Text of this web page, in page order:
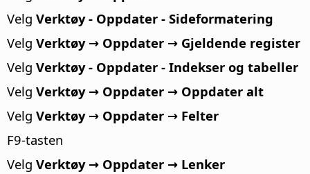
Velg Verktøy - Oppdater - Sideformatering
Velg Verktøy → Oppdater → Gjeldende register
Velg Verktøy - Oppdater - Indekser og tabeller
Velg Verktøy → Oppdater → Oppdater alt
Velg Verktøy → Oppdater → Felter
F9-tasten
Velg Verktøy → Oppdater → Lenker